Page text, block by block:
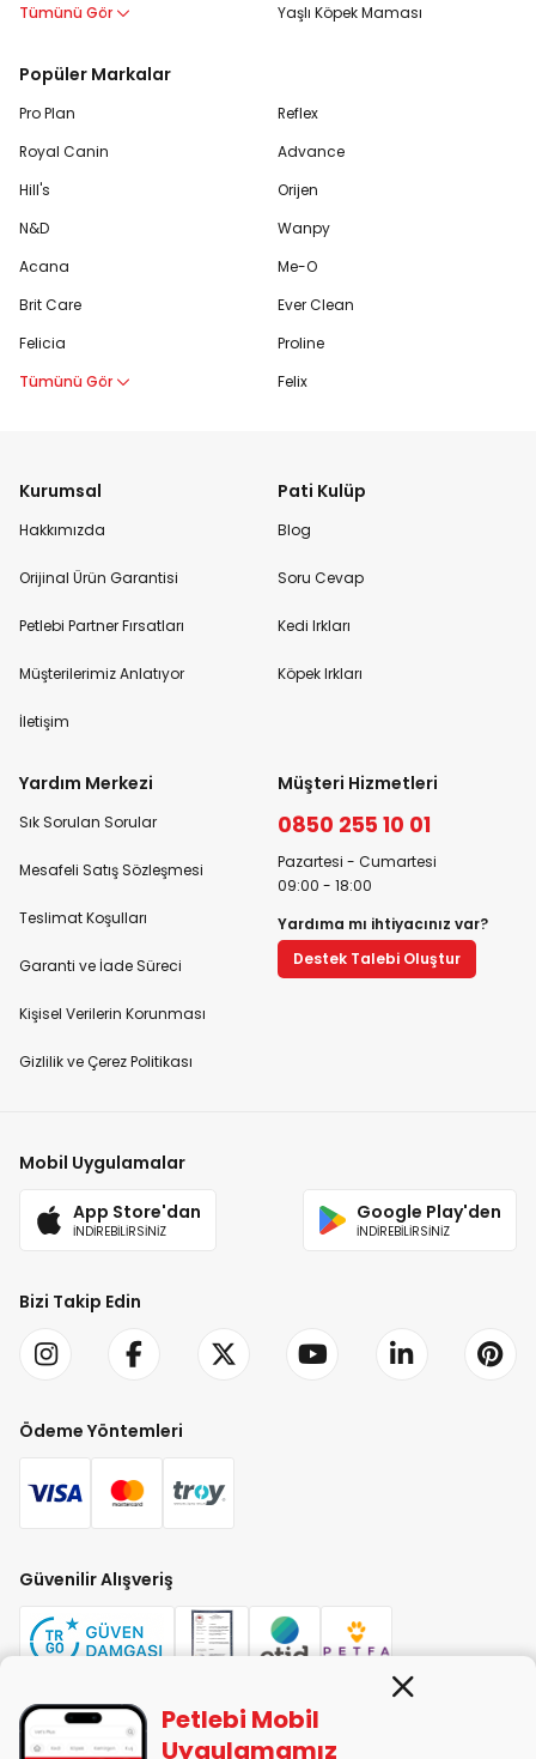
Tümünü Gör
Yaşlı Köpek Maması
Popüler Markalar
Pro Plan
Royal Canin
Hill's
N&D
Acana
Brit Care
Felicia
Tümünü Gör
Reflex
Advance
Orijen
Wanpy
Me-O
Ever Clean
Proline
Felix
Kurumsal
Hakkımızda
Orijinal Ürün Garantisi
Petlebi Partner Fırsatları
Müşterilerimiz Anlatıyor
İletişim
Pati Kulüp
Blog
Soru Cevap
Kedi Irkları
Köpek Irkları
Yardım Merkezi
Sık Sorulan Sorular
Mesafeli Satış Sözleşmesi
Teslimat Koşulları
Garanti ve İade Süreci
Kişisel Verilerin Korunması
Gizlilik ve Çerez Politikası
Müşteri Hizmetleri
0850 255 10 01
Pazartesi - Cumartesi
09:00 - 18:00
Yardıma mı ihtiyacınız var?
Destek Talebi Oluştur
Mobil Uygulamalar
App Store'dan
İNDİREBİLİRSİNİZ
Google Play'den
İNDİREBİLİRSİNİZ
Bizi Takip Edin
Ödeme Yöntemleri
Güvenilir Alışveriş
PETLEBİ EVCİL HAYVAN ÜRÜNLERİ PAZ. SAN. TİC. LTD. ŞTİ. Alaşarköy Mah.
Petlebi Mobil
Uygulamamız